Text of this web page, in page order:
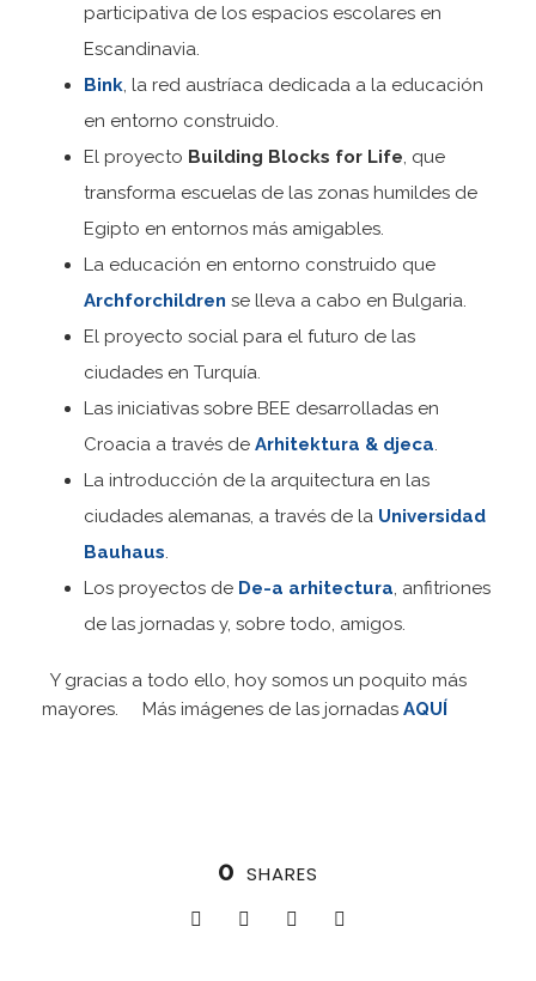
participativa de los espacios escolares en
Escandinavia.
Bink, la red austríaca dedicada a la educación
en entorno construido.
El proyecto Building Blocks for Life, que
transforma escuelas de las zonas humildes de
Egipto en entornos más amigables.
La educación en entorno construido que
Archforchildren se lleva a cabo en Bulgaria.
El proyecto social para el futuro de las
ciudades en Turquía.
Las iniciativas sobre BEE desarrolladas en
Croacia a través de Arhitektura & djeca.
La introducción de la arquitectura en las
ciudades alemanas, a través de la Universidad
Bauhaus.
Los proyectos de De-a arhitectura, anfitriones
de las jornadas y, sobre todo, amigos.
Y gracias a todo ello, hoy somos un poquito más
mayores. Más imágenes de las jornadas AQUÍ
0 SHARES